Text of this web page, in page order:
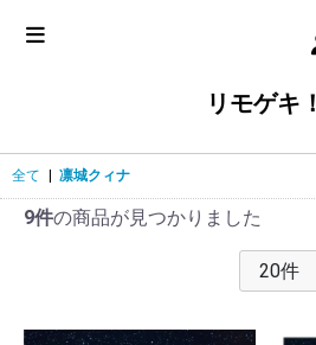
リモゲキ！
全て 凛城クィナ
9件の商品が見つかりました